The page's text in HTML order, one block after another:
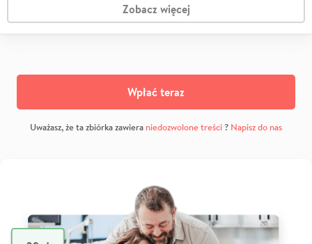
Zobacz więcej
Wpłać teraz
Uważasz, że ta zbiórka zawiera niedozwolone treści? Napisz do nas